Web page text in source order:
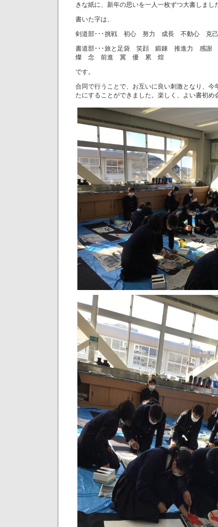
きな紙に、新年の思いを一人一枚ずつ大書しまし
書いた字は、
剣道部･･･挑戦 初心 努力 成長 不動心 克
書道部･･･旅と足袋 笑顔 鍛錬 推進力
燦 念 前進 冀 優 累 煌
です。
合同で行うことで、お互いに良い刺激となり、今
たにすることができました。楽しく、よい書初め